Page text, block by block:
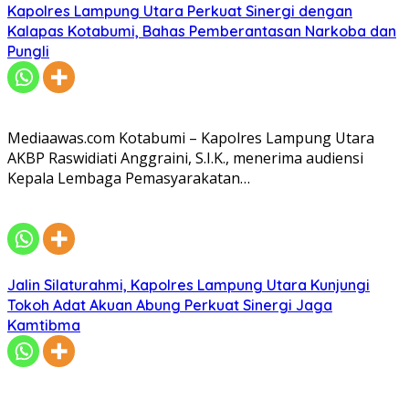
Kapolres Lampung Utara Perkuat Sinergi dengan
Kalapas Kotabumi, Bahas Pemberantasan Narkoba dan
Pungli
Mediaawas.com Kotabumi – Kapolres Lampung Utara
AKBP Raswidiati Anggraini, S.I.K., menerima audiensi
Kepala Lembaga Pemasyarakatan…
Jalin Silaturahmi, Kapolres Lampung Utara Kunjungi
Tokoh Adat Akuan Abung Perkuat Sinergi Jaga
Kamtibma